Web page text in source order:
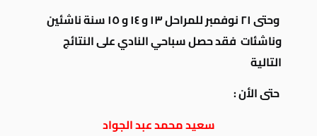
وحتى ٢١ نوفمبر للمراحل ١٣ و ١٤ و ١٥
سنة ناشئين
وناشئات فقد حصل سباحي النادي علىالنتائج
التالية
حتى الأن :
سعيد محمد عبد الجواد